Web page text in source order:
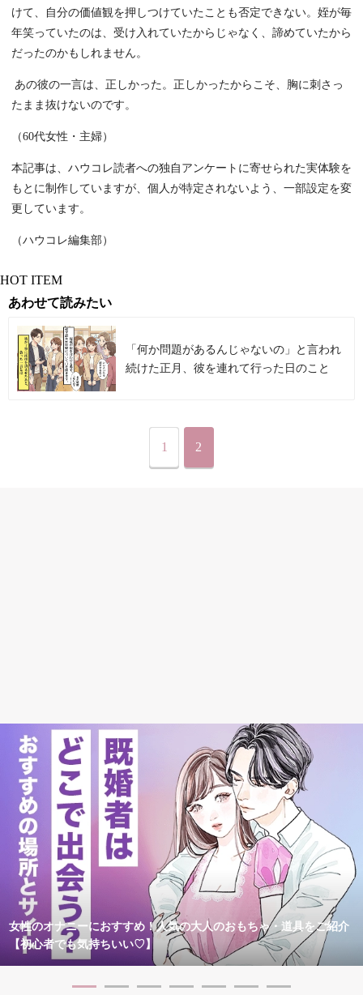
けて、自分の価値観を押しつけていたことも否定できない。姪が毎
年笑っていたのは、受け入れていたからじゃなく、諦めていたから
だったのかもしれません。
あの彼の一言は、正しかった。正しかったからこそ、胸に刺さっ
たまま抜けないのです。
（60代女性・主婦）
本記事は、ハウコレ読者への独自アンケートに寄せられた実体験を
もとに制作していますが、個人が特定されないよう、一部設定を変
更しています。
（ハウコレ編集部）
HOT ITEM
あわせて読みたい
「何か問題があるんじゃないの」と言われ
続けた正月、彼を連れて行った日のこと
1 2
女性のオナニーにおすすめ！人気の大人のおもちゃ・道具をご紹介
【初心者でも気持ちいい♡】